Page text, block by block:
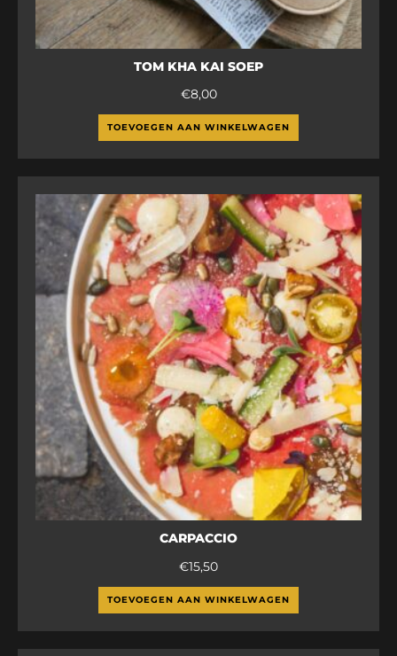
TOM KHA KAI SOEP
€8,00
TOEVOEGEN AAN WINKELWAGEN
CARPACCIO
€15,50
TOEVOEGEN AAN WINKELWAGEN